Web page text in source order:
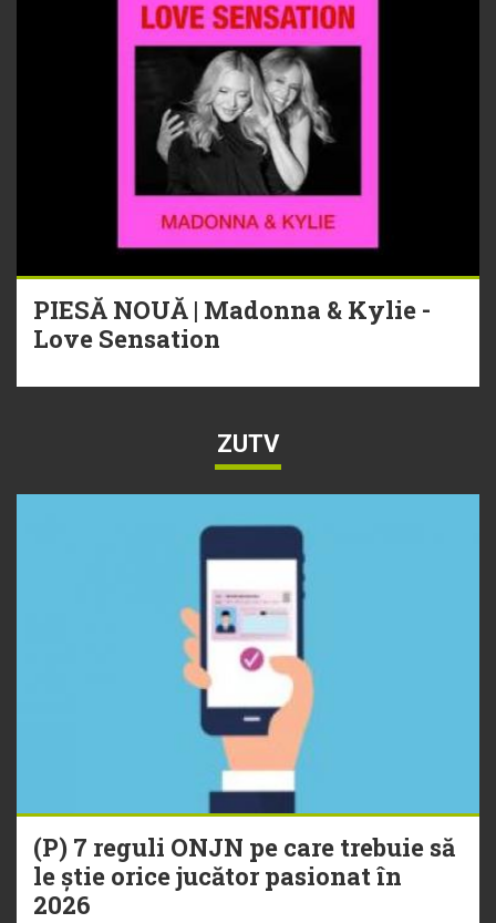
PIESĂ NOUĂ | Madonna & Kylie -
Love Sensation
ZUTV
(P) 7 reguli ONJN pe care trebuie să
le știe orice jucător pasionat în
2026